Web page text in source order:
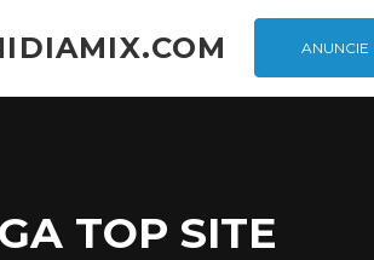
ANUNCIE
TOP SITE